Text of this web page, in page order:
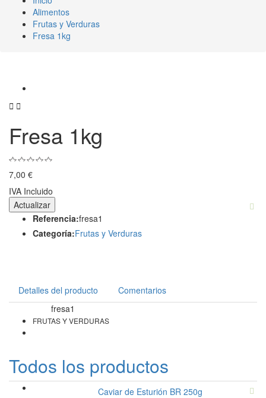
Alimentos
Frutas y Verduras
Fresa 1kg
 
Fresa 1kg
7,00 €
IVA Incluido
Referencia:fresa1
Categoría:Frutas y Verduras
Detalles del producto Comentarios
fresa1
FRUTAS Y VERDURAS
Todos los productos
Caviar de Esturión BR 250g